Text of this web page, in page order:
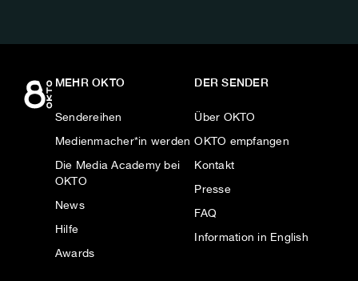
MEHR OKTO
Sendereihen
Medienmacher*in werden
Die Media Academy bei
OKTO
News
Hilfe
Awards
DER SENDER
Über OKTO
OKTO empfangen
Kontakt
Presse
FAQ
Information in English